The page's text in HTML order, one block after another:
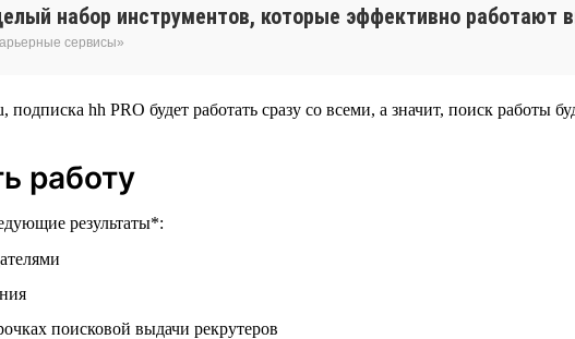
набор инструментов, которые эффективно работают
сервисы»
hh PRO будет работать сразу со всеми, а значит, поиск работы
работу
результаты*:
поисковой выдачи рекрутеров